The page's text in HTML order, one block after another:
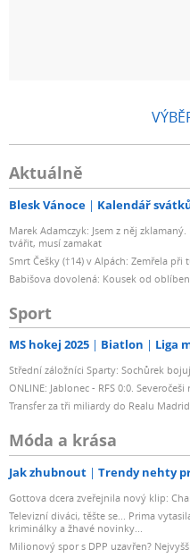
Aktuálně
Blesk Vánoce Kalendář
Marek Adamczyk: Jsem z něj
tvářit, musí zamakat
Smrt Češky (†14) v Alpách: Zemřela při
Babišova dovolená: Kousek od
Sport
MS hokej 2025 Biatlon Liga
Střední záložníci Sparty: Sochůrek
ONLINE: Jablonec - RFS 0:0.
Transfer za tři miliardy do Realu
Móda a krása
Jak zhubnout Trendy nehty
Gottova dcera zveřejnila nový klip:
Televizní diváci, těšte se... Prima
kriminálky a žhavé novinky...
Milionový spor s DPP uzavřen?